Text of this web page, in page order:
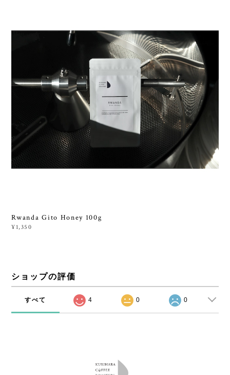
Rwanda Gito Honey 100g
¥1,350
ショップの評価
すべて 4 0 0